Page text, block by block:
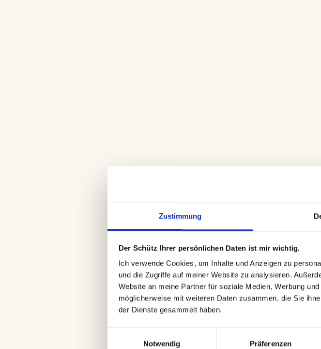
Zustimmung
Der Schütz Ihrer persönlichen Daten ist mir wichtig.
Ich verwende Cookies, um Inhalte und Anzeigen zu
und die Zugriffe auf meiner Website zu analysieren.
Website an meine Partner für soziale Medien, Werbung
möglicherweise mit weiteren Daten zusammen, die Sie
der Dienste gesammelt haben.
Notwendig
Präferenzen
Presseanfragen professionell beantwortest